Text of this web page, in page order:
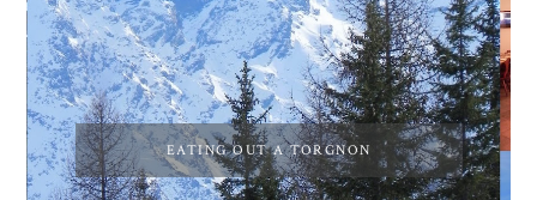
EATING OUT A TORGNON